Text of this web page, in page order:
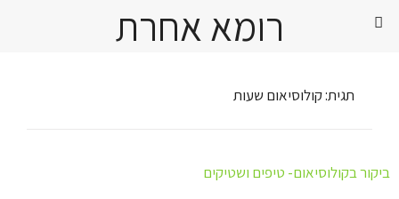
תגית:קולוסיאום שעות
ביקור בקולוסיאום- טיפים ושטיקים
רומא אחרת